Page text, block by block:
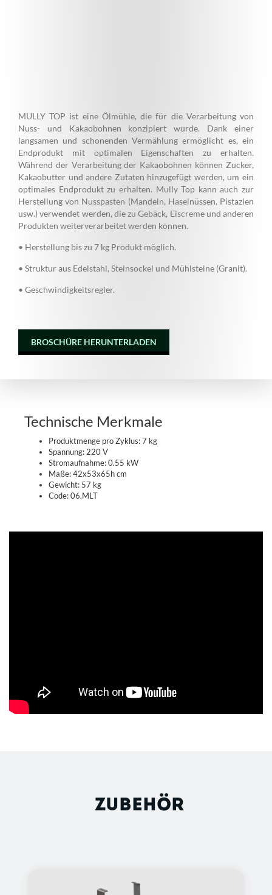
MULLY TOP ist eine Ölmühle, die für die Verarbeitung von
Nuss- und Kakaobohnen konzipiert wurde. Dank einer
langsamen und schonenden Vermählung ermöglicht es, ein
Endprodukt mit optimalen Eigenschaften zu erhalten.
Während der Verarbeitung der Kakaobohnen können Zucker,
Kakaobutter und andere Zutaten hinzugefügt werden, um ein
optimales Endprodukt zu erhalten. Mully Top kann auch zur
Herstellung von Nusspasten (Mandeln, Haselnüssen, Pistazien
usw.) verwendet werden, die zu Gebäck, Eiscreme und anderen
Produkten weiterverarbeitet werden können.
• Herstellung bis zu 7 kg Produkt möglich.
• Struktur aus Edelstahl, Steinsockel und Mühlsteine (Granit).
• Geschwindigkeitsregler.
BROSCHÜRE HERUNTERLADEN
Technische Merkmale
Produktmenge pro Zyklus: 7 kg
Spannung: 220 V
Stromaufnahme: 0.55 kW
Maße: 42x53x65h cm
Gewicht: 57 kg
Code: 06.MLT
ZUBEHÖR